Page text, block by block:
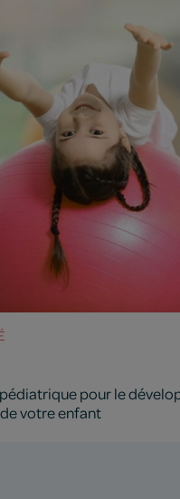
pédiatrique pour le
votre enfant